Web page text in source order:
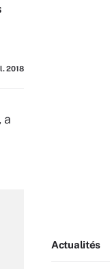
2018
a
Actualités